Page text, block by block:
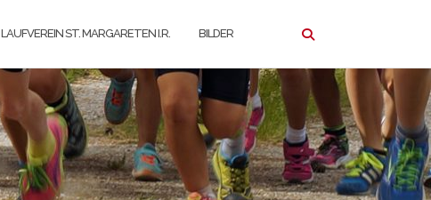
LAUFVEREIN ST. MARGARETEN I.R. BILDER